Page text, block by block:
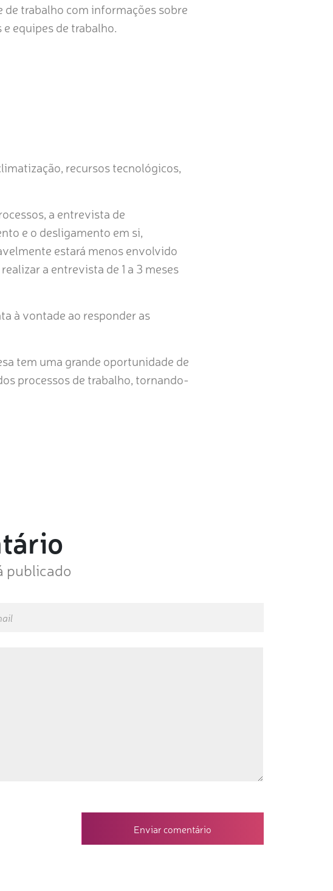
trabalho com informações sobre
equipes de trabalho.
recursos tecnológicos,
a entrevista de
e o desligamento em si,
estará menos envolvido
a entrevista de 1 a 3 meses
à vontade ao responder as
tem uma grande oportunidade de
processos de trabalho, tornando-
publicado